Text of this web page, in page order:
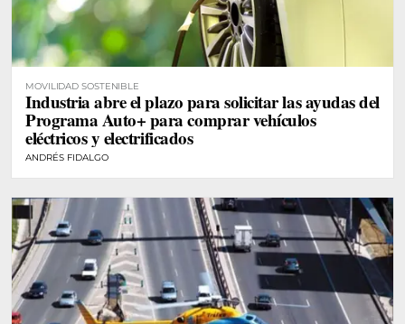
MOVILIDAD SOSTENIBLE
Industria abre el plazo para solicitar las ayudas del
Programa Auto+ para comprar vehículos
eléctricos y electrificados
ANDRÉS FIDALGO